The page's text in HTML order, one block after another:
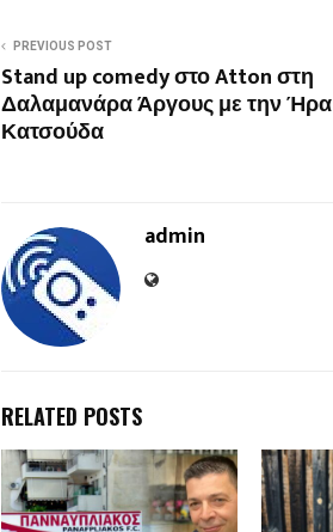
PREVIOUS POST
Stand up comedy στο Atton στη
Δαλαμανάρα Άργους με την Ήρα
Κατσούδα
admin
RELATED POSTS